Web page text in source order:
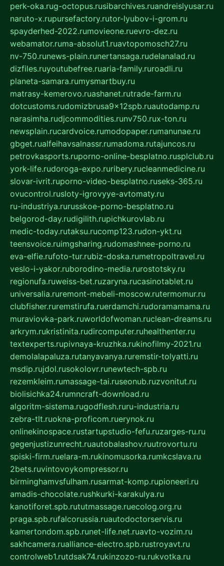
perk-oka.rug-octopus.rusibarchives.ruandreislyusar.ru
naruto-x.rupursefactory.rutor-lyubov-i-grom.ru
spayderhed-2022.rumovieone.ruevro-dez.ru
webamator.ruma-absolut1.ruavtopomosch27.ru
nv-750.runews-plain.runertansaga.rudelanalad.ru
dizfiles.ruyoutubefree.ruaria-family.ruroadli.ru
planeta-samara.rumysmartbuy.ru
matrasy-kemerovo.ruashanet.rutrade-farm.ru
dotcustoms.rudomizbrusa9x12spb.ruautodamp.ru
narasimha.rudjcommodities.runv750.rux-ton.ru
newsplain.rucardvoice.rumodopaper.rumanunae.ru
gbget.rualfeihavsalnassr.rumadoma.rutajuncos.ru
petrovkasports.ruporno-online-besplatno.rusplclub.ru
york-life.rudoroga-expo.ruribery.rucleanmedicine.ru
slovar-ivrit.ruporno-video-besplatno.ruseks-365.ru
ovucontrol.rusloty-igrovyye-avtomaty.ru
ru-industriya.rurusskoe-porno-besplatno.ru
belgorod-day.rudigilith.rupichkurovlab.ru
medic-today.rutaksu.rucomp123.rudon-ykt.ru
teensvoice.ruimgsharing.rudomashnee-porno.ru
eva-elfie.rufoto-tur.rubiz-doska.rumetropoltravel.ru
veslo-i-yakor.ruborodino-media.rurostotsky.ru
regionufa.ruweiss-bet.ruzaryna.rucasinotablet.ru
universalia.ruremont-mebeli-moscow.rutermomur.ru
clubfisher.ruremstirufa.ruerdamchi.rudoramamama.ru
muraviovka-park.ruworldofwoman.ruclean-dreams.ru
arkrym.rukristinita.rudircomputer.ruhealthenter.ru
textexperts.rupivnaya-kruzhka.rukinofilmy-2021.ru
demolalapaluza.rutanyavanya.ruremstir-tolyatti.ru
msdip.rujdol.rusokolovr.runewtech-spb.ru
rezemkleim.rumassage-tai.ruseonub.ruzvonitut.ru
biolisichka24.rumncraft-download.ru
algoritm-sistema.rugodflesh.ruru-industria.ru
zebra-tlt.ruokna-proficom.ruerynok.ru
onlinekinospace.rustartupstudio-fefu.ruzarges-ru.ru
gegenjustizunrecht.ruautobalashov.ruutrovortu.ru
spiski-firm.ruelara-m.rukinomusorka.rumkcslava.ru
2bets.ruvintovoykompressor.ru
birminghamvsfulham.rusarmat-komp.rupioneeri.ru
amadis-chocolate.rushkurki-karakulya.ru
kanotiforet.spb.rututmassage.ruecolog.org.ru
praga.spb.rufalcorussia.ruautodoctorservis.ru
kamertondom.spb.runet-life.net.ruavto-vozim.ru
sakhcamera.rualliance-electro.spb.rustroyavt.ru
controlweb1.rutdsak74.rukinzozo-ru.rukvotka.ru